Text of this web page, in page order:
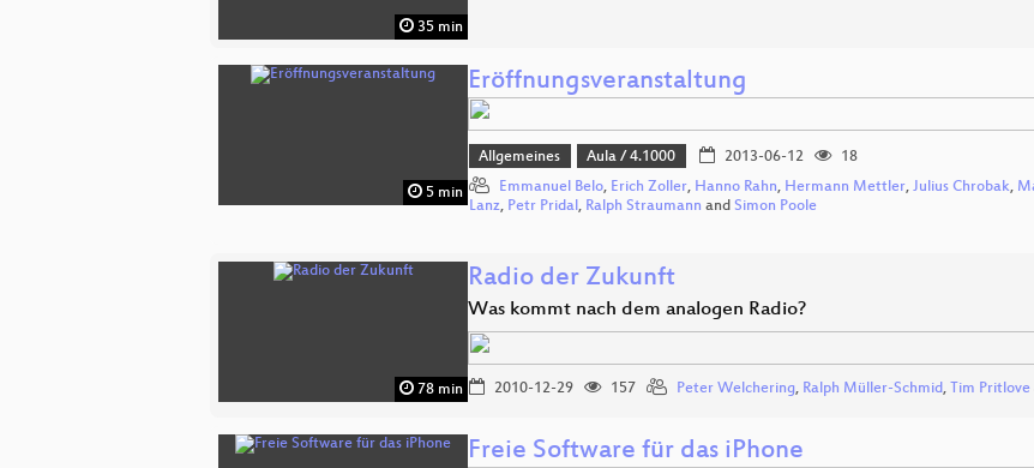
35 min
5 min
Eröffnungsveranstaltung
Allgemeines Aula / 4.1000 2013-06-12
18
Emmanuel Belo, Erich Zoller, Hanno Rahn, Hermann Mettler, Julius Chrobak,
Lanz, Petr Pridal , Ralph Straumann and Simon Poole
78 min
Radio der Zukunft
Was kommt nach dem analogen Radio?
2010-12-29 157 Peter Welchering, Ralph Müller-Schmid, Tim Pritlove
Freie Software für das iPhone